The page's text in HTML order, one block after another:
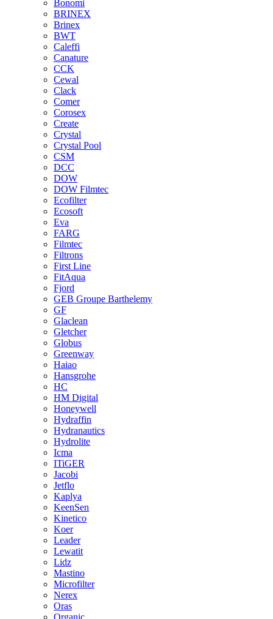
Bonomi
BRINEX
Brinex
BWT
Caleffi
Canature
CCK
Cewal
Clack
Comer
Corosex
Create
Crystal
Crystal Pool
CSM
DCC
DOW
DOW Filmtec
Ecofilter
Ecosoft
Eva
FARG
Filmtec
Filtrons
First Line
FitAqua
Fjord
GEB Groupe Barthelemy
GF
Glaclean
Gletcher
Globus
Greenway
Haiao
Hansgrohe
HC
HM Digital
Honeywell
Hydraffin
Hydranautics
Hydrolite
Icma
ITiGER
Jacobi
Jetflo
Kaplya
KeenSen
Kinetico
Koer
Leader
Lewatit
Lidz
Mastino
Microfilter
Nerex
Oras
Organic